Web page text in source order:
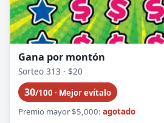
Gana por montón
Sorteo 313 · $20
30/100 · Mejor evítalo
Premio mayor $5,000: agotado